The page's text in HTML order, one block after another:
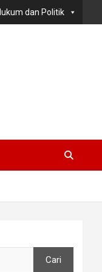
dan Politik
Cari